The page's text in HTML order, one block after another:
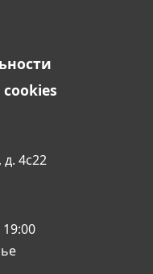
4с22
19:00